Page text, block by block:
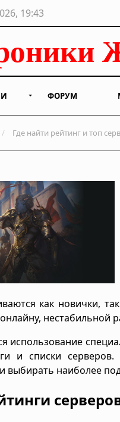
19:43
ФОРУМ
/ Где найти рейтинг и топ
как новички,
нестабильной
использование
и списки
выбирать наиболее